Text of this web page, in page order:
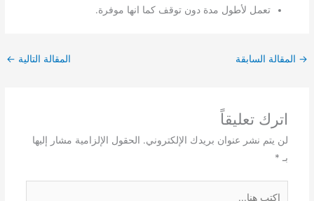
تعمل لأطول مدة دون توقف كما انها موفرة.
→ المقالة السابقة المقالة التالية ←
اترك تعليقاً
لن يتم نشر عنوان بريدك الإلكتروني. الحقول الإلزامية مشار إليها
بـ *